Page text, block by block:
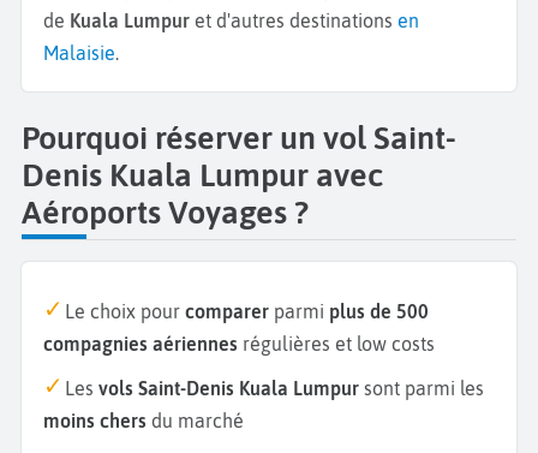
de Kuala Lumpur et d'autres destinations en
Malaisie.
Pourquoi réserver un vol Saint-
Denis Kuala Lumpur avec
Aéroports Voyages ?
Le choix pour comparer parmi plus de 500
compagnies aériennes régulières et low costs
Les vols Saint-Denis Kuala Lumpur sont parmi les
moins chers du marché